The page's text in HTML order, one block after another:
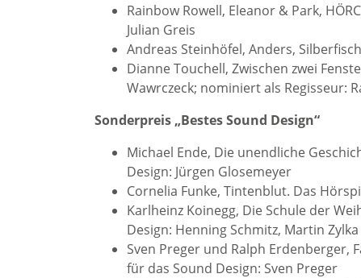
Rainbow Rowell, Eleanor & Park,
Julian Greis
Andreas Steinhöfel, Anders,
Dianne Touchell, Zwischen zwei
Wawrczeck; nominiert als Regisseur:
Sonderpreis „Bestes Sound Design“
Michael Ende, Die unendliche
Design: Jürgen Glosemeyer
Cornelia Funke, Tintenblut. Das
Karlheinz Koinegg, Die Schule der
Design: Henning Schmitz, Martin
Sven Preger und Ralph Erdenberger,
für das Sound Design: Sven Preger